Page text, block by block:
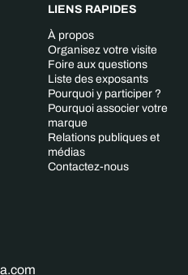
LIENS RAPIDES
À propos
Organisez votre visite
Foire aux questions
Liste des exposants
Pourquoi y participer ?
Pourquoi associer votre
marque
Relations publiques et
médias
Contactez-nous